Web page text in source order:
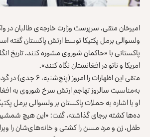
امیرخان متقی، سرپرست وزارت خارجه‌ی طالبان در
ولسوالی برمل پکتیکا توسط ارتش پاکستان گفته
پاکستانی با «حاکمان شوروی مشوره کنند، تاریخ
امریکا و ناتو در افغانستان نگاه کنند».
متقی این اظهارات را امروز
به‌مناسبت سالروز تهاجم ارتش سرخ شوروی به
او با اشاره به حملات پاکستان بر ولسوالی برمل
ده‌ها کشته برجای گذاشته، گفت: «این هیچ
طفل، زن و مرد مسن را کشتی و خانه‌های‌شان را